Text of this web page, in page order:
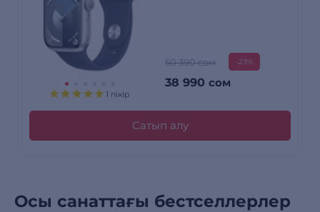
1 пікір
50 390 сом -23%
38 990 сом
Сатып алу
Осы санаттағы бестселлерлер